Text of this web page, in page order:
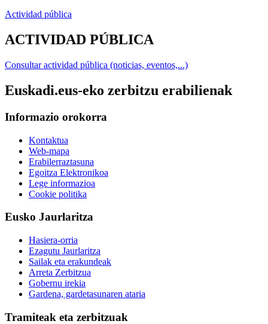
Actividad pública
ACTIVIDAD PÚBLICA
Consultar actividad pública (noticias, eventos,...)
Euskadi.eus-eko zerbitzu erabilienak
Informazio orokorra
Kontaktua
Web-mapa
Erabilerraztasuna
Egoitza Elektronikoa
Lege informazioa
Cookie politika
Eusko Jaurlaritza
Hasiera-orria
Ezagutu Jaurlaritza
Sailak eta erakundeak
Arreta Zerbitzua
Gobernu irekia
Gardena, gardetasunaren ataria
Tramiteak eta zerbitzuak